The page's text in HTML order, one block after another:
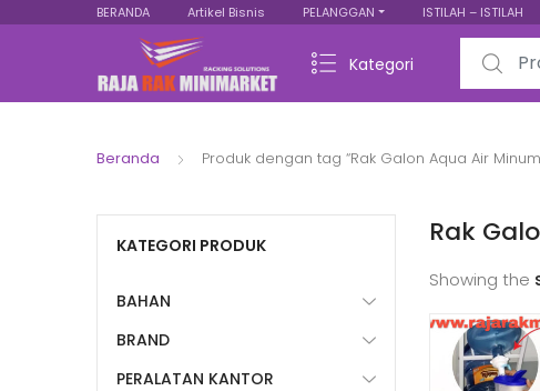
BERANDA Artikel Bisnis PELANGGAN ISTILAH – ISTILAH
Kategori
Search for:
Beranda Produk dengan tag “Rak Galon Aqua Air
Rak
Showing the
KATEGORI PRODUK
BAHAN
BRAND
PERALATAN KANTOR